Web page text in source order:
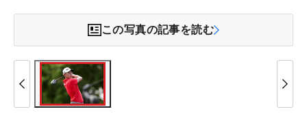
この写真の記事を読む